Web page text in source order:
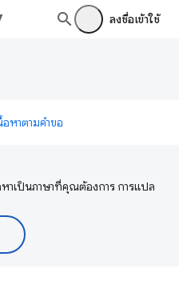
ลงชื่อเข้าใช้
อหาตามคำขอ
าเป็นภาษาที่คุณต้องการ การแปล